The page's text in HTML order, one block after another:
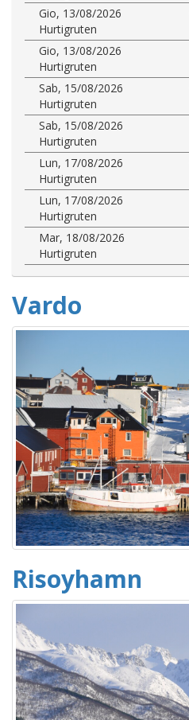
Gio, 13/08/2026
Hurtigruten
Gio, 13/08/2026
Hurtigruten
Sab, 15/08/2026
Hurtigruten
Sab, 15/08/2026
Hurtigruten
Lun, 17/08/2026
Hurtigruten
Lun, 17/08/2026
Hurtigruten
Mar, 18/08/2026
Hurtigruten
Vardo
Risoyhamn